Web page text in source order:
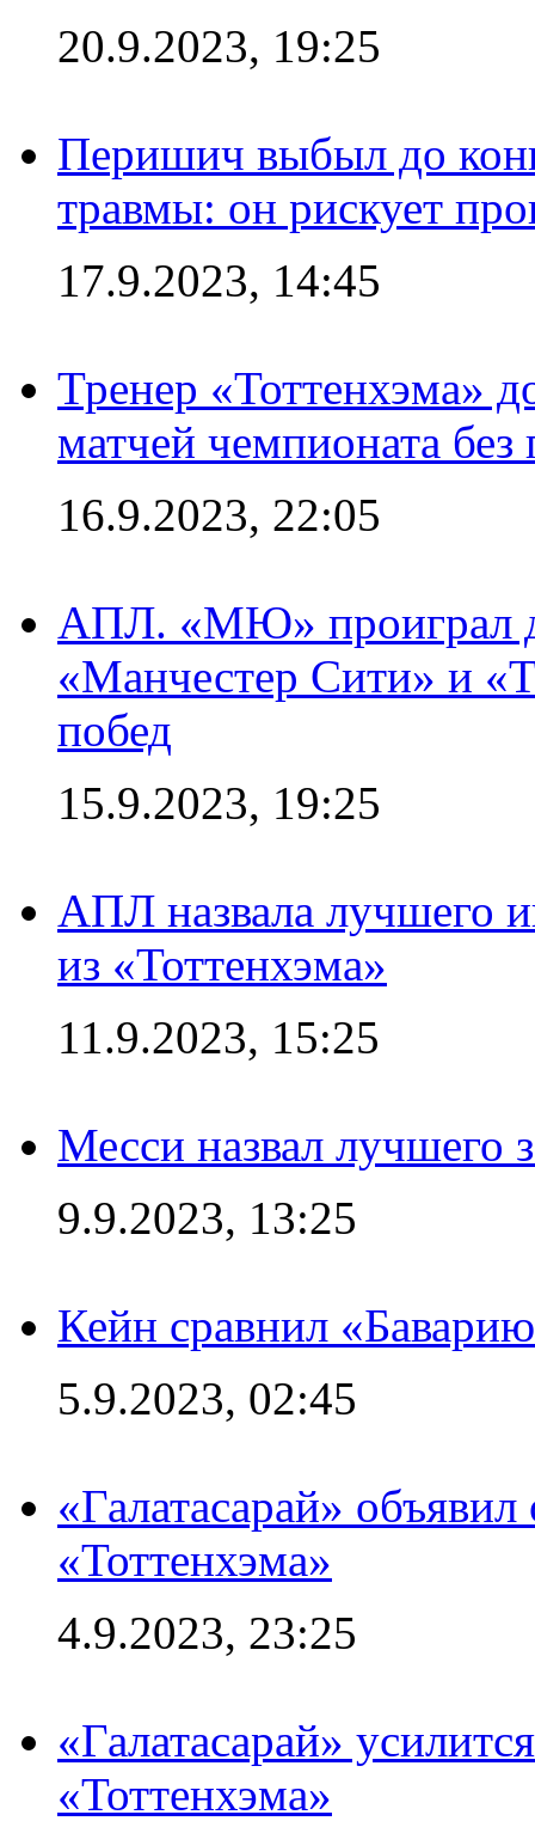
20.9.2023, 19:25
Перишич выбыл до
травмы: он рискует
17.9.2023, 14:45
Тренер «Тоттенхэма»
матчей чемпионата
16.9.2023, 22:05
АПЛ. «МЮ» проиграл
«Манчестер Сити» и
побед
15.9.2023, 19:25
АПЛ назвала лучшего
из «Тоттенхэма»
11.9.2023, 15:25
Месси назвал лучшего
9.9.2023, 13:25
Кейн сравнил
5.9.2023, 02:45
«Галатасарай»
«Тоттенхэма»
4.9.2023, 23:25
«Галатасарай»
«Тоттенхэма»